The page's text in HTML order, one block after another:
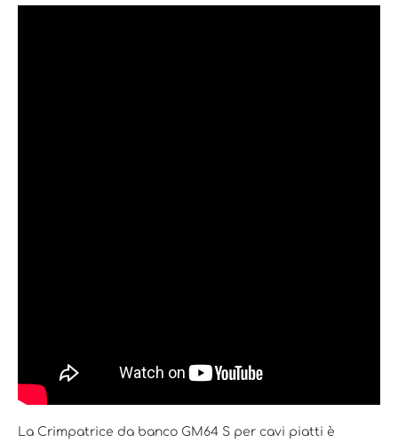
La Crimpatrice da banco GM64 S per cavi piatti è